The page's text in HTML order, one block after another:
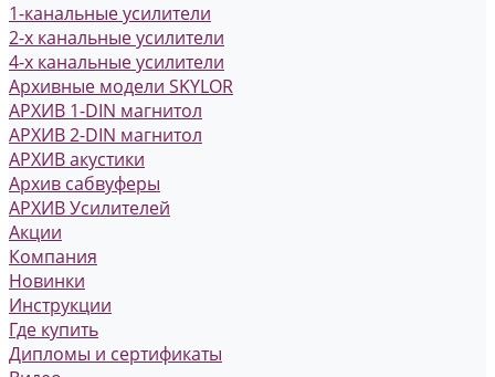
1-канальные усилители
2-х канальные усилители
4-х канальные усилители
Архивные модели SKYLOR
АРХИВ 1-DIN магнитол
АРХИВ 2-DIN магнитол
АРХИВ акустики
Архив сабвуферы
АРХИВ Усилителей
Акции
Компания
Новинки
Инструкции
Где купить
Дипломы и сертификаты